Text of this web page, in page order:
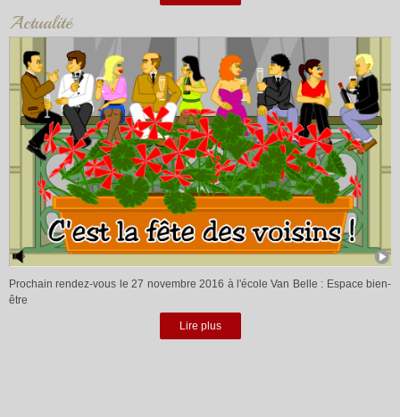
Actualité
Prochain rendez-vous le 27 novembre 2016 à l'école Van Belle : Espace bien-
être
Lire plus